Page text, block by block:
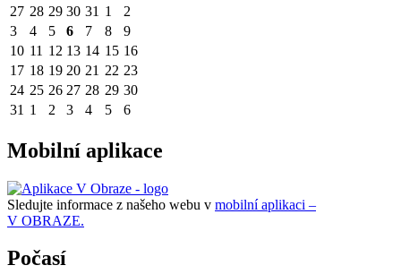
27 28 29 30 31 1
2
3
4 5 6 7 8
9
10 11 12 13 14 15 16
17 18 19 20 21 22 23
24 25 26 27 28 29 30
31 1 2 3 4 5 6
Mobilní aplikace
Sledujte informace z našeho webu v mobilní aplikaci –
V OBRAZE.
Počasí